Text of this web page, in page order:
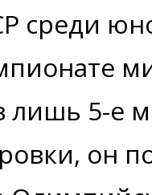
среди
лишь 5-е
он